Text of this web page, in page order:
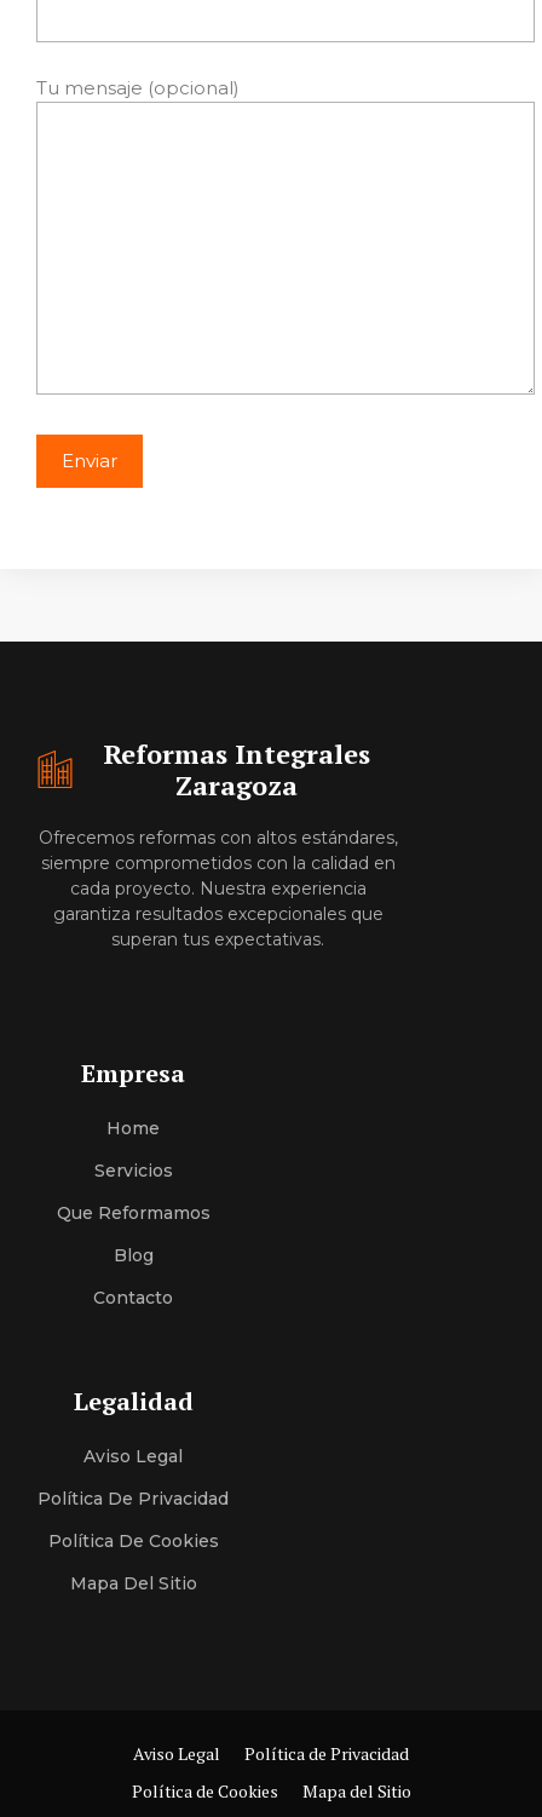
Tu mensaje (opcional)
Reformas Integrales
Zaragoza
Ofrecemos reformas con altos estándares,
siempre comprometidos con la calidad en
cada proyecto. Nuestra experiencia
garantiza resultados excepcionales que
superan tus expectativas.
Empresa
Home
ServiciOS
Que Reformamos
Blog
Contacto
Legalidad
Aviso Legal
Política De Privacidad
Política De Cookies
Mapa Del Sitio
Aviso Legal
Política de Privacidad
Política de Cookies
Mapa del Sitio